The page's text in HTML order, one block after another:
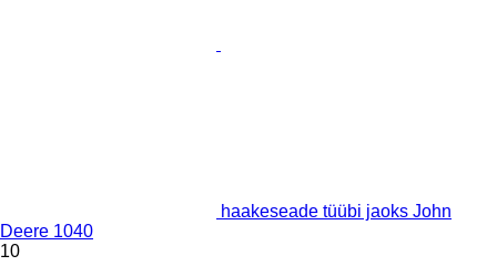
haakeseade tüübi jaoks John
Deere 1040
10